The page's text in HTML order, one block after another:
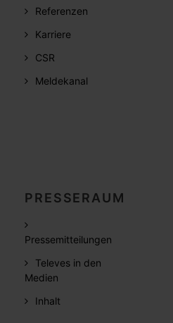
Referenzen
Karriere
CSR
Meldekanal
PRESSERAUM
Pressemitteilungen
Televes in den
Medien
Inhalt